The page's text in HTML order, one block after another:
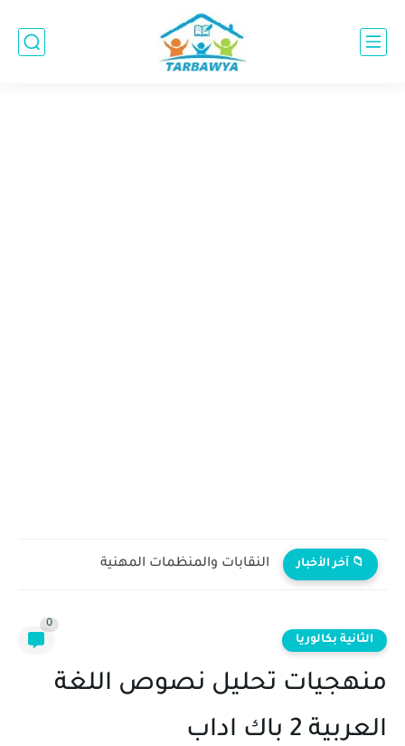
📁 آخر الأخبار النقابات والمنظمات المهنية
الثانية بكالوريا
0
منهجيات تحليل نصوص اللغة
العربية 2 باك اداب